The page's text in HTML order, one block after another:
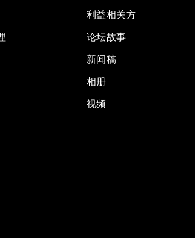
利益相关方
论坛故事
新闻稿
相册
视频